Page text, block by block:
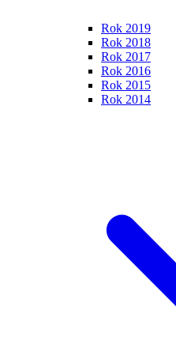
Rok 2019
Rok 2018
Rok 2017
Rok 2016
Rok 2015
Rok 2014